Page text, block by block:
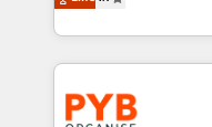
to your needs and
certifications, we
services are offered
migrate, replatform,
in high-impact CRM
onboarding from
Zoho, Pardot,
WordPress and